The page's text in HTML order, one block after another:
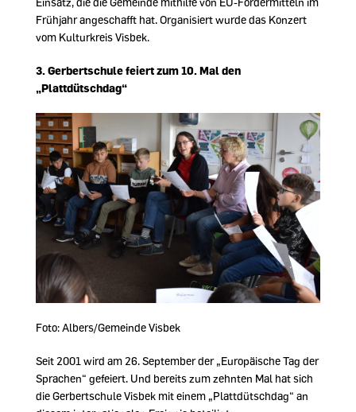
Frühjahr angeschafft hat. Organisiert wurde das Konzert
vom Kulturkreis Visbek.
3. Gerbertschule feiert zum 10. Mal den
Plattdütschdag“
Foto: Albers/Gemeinde Visbek
Seit 2001 wird am 26. September der „Europäische Tag der
Sprachen“ gefeiert. Und bereits zum zehnten Mal hat sich
die Gerbertschule Visbek mit einem „Plattdütschdag“ an